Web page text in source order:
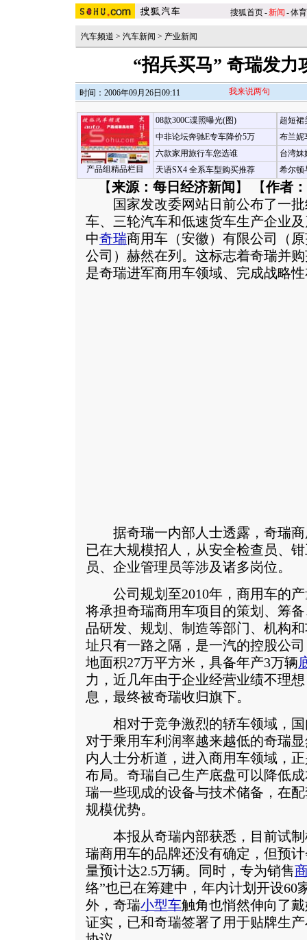
搜狐首页-新闻 -体育
汽车频道 > 汽车新闻 > 产业新闻
“招兵买马” 奇瑞发力
时间：2006年09月26日09:11 我来说两句
产品组精品栏目
08款300C谍照曝光(图)
中非论坛奔驰E专车降价5万
六款家用旅行车您选谁
天语SX4 全系车型购买推荐
超短裙
布兰妮
台湾妹
希尔顿
【来源：每日经济新闻 】 【作者
国家发改委网站日前公布了一批
车、三轮汽车和低速货车生产企业
中奇瑞商用车（安徽）有限公司（
公司）赫然在列。这标志着奇瑞并
是奇瑞进军商用车领域、完成战略
据奇瑞一内部人士透露，奇瑞商
已在大规模招人，从安全检查员、
员、企业管理员等涉及诸多岗位。
公司规划至2010年，商用车的产
将承担奇瑞商用车项目的策划、筹
品研发、规划、制造等部门、机构
址只有一路之隔，是一汽的控股公
地面积27万平方米，具备年产3万辆
力，近几年由于企业经营业绩不理
息，最终被奇瑞收归旗下。
相对于竞争激烈的轿车领域，国
对于乘用车利润率越来越低的奇瑞
内人士分析道，进入商用车领域，
布局。奇瑞自己生产底盘可以降低
瑞一些现成的设备与技术储备，在
规模优势。
本报从奇瑞内部获悉，目前试制
瑞商用车的品牌还没有确定，但预
量预计达2.5万辆。同时，专为销售
络”也已在筹建中，年内计划开设60
外，奇瑞小型车触角也悄然伸向了戴
证实，已和奇瑞签署了用于贴牌生